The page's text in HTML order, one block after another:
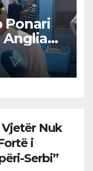
Ponari
Anglia
të
Nuk
i
Serbi”